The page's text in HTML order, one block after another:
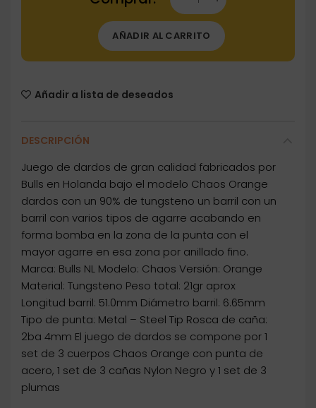
AÑADIR AL CARRITO
Añadir a lista de deseados
DESCRIPCIÓN
Juego de dardos de gran calidad fabricados por
Bulls en Holanda bajo el modelo Chaos Orange
dardos con un 90% de tungsteno un barril con un
barril con varios tipos de agarre acabando en
forma bomba en la zona de la punta con el
mayor agarre en esa zona por anillado fino.
Marca: Bulls NL Modelo: Chaos Versión: Orange
Material: Tungsteno Peso total: 21gr aprox
Longitud barril: 51.0mm Diámetro barril: 6.65mm
Tipo de punta: Metal – Steel Tip Rosca de caña:
2ba 4mm El juego de dardos se compone por 1
set de 3 cuerpos Chaos Orange con punta de
acero, 1 set de 3 cañas Nylon Negro y 1 set de 3
plumas